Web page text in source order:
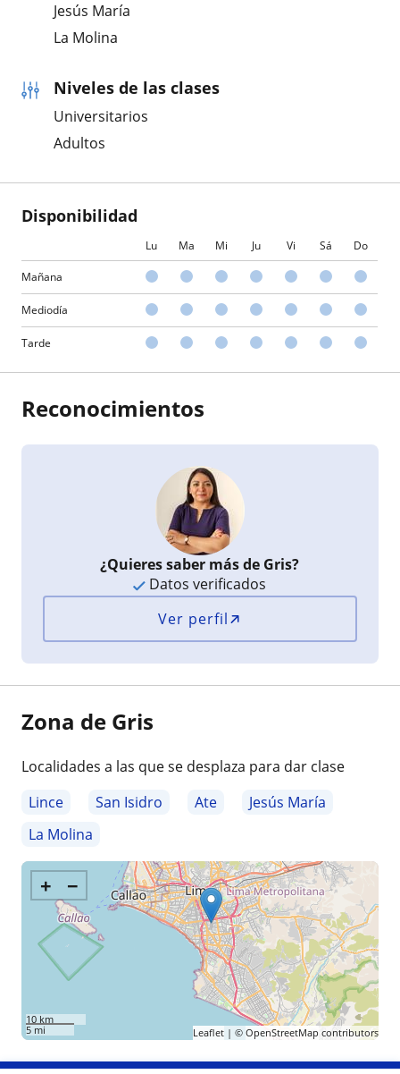
Jesús María
La Molina
Niveles de las clases
Universitarios
Adultos
Disponibilidad
Lu Ma Mi Ju Vi Sá Do
Mañana
Mediodía
Tarde
Reconocimientos
¿Quieres saber más de Gris?
Datos verificados
Ver perfil
Zona de Gris
Localidades a las que se desplaza para dar clase
Lince
San Isidro Ate
Jesús María
La Molina
+ −
10 km
5 mi
Leaflet| © OpenStreetMap contributors